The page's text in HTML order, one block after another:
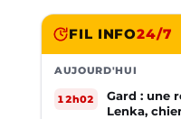
FIL INFO24/7
AUJOURD'HUI
12h02
Gard : une
Lenka,